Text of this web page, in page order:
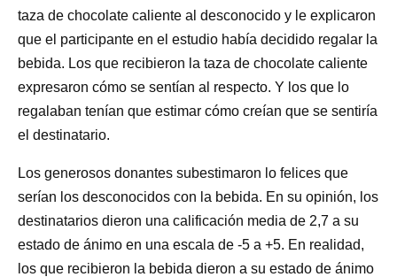
taza de chocolate caliente al desconocido y le explicaron
que el participante en el estudio había decidido regalar la
bebida. Los que recibieron la taza de chocolate caliente
expresaron cómo se sentían al respecto. Y los que lo
regalaban tenían que estimar cómo creían que se sentiría
el destinatario.
Los generosos donantes subestimaron lo felices que
serían los desconocidos con la bebida. En su opinión, los
destinatarios dieron una calificación media de 2,7 a su
estado de ánimo en una escala de -5 a +5. En realidad,
los que recibieron la bebida dieron a su estado de ánimo